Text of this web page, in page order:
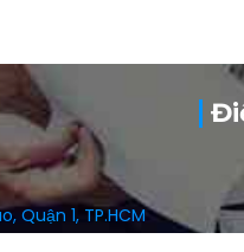
Quận 1, TP.HCM